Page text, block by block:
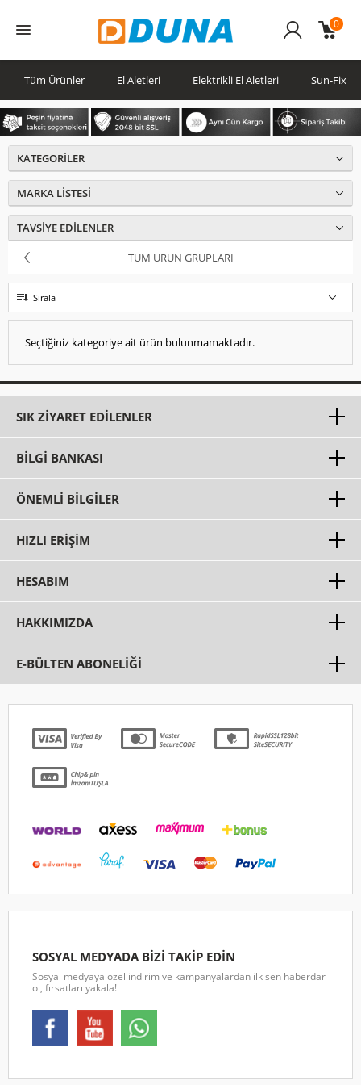
0
Tüm Ürünler El Aletleri Elektrikli El Aletleri Sun-Fix
KATEGORILER
MARKA LISTESI
TAVSIYE EDILENLER
TÜM ÜRÜN GRUPLARI
Sırala
Seçtiğiniz kategoriye ait ürün bulunmamaktadır.
SIK ZIYARET EDILENLER
BILGI BANKASI
ÖNEMLI BILGILER
HIZLI ERIŞIM
HESABIM
HAKKIMIZDA
E-BÜLTEN ABONELİĞİ
SOSYAL MEDYADA BİZİ TAKİP EDİN
Sosyal medyaya özel indirim ve kampanyalardan ilk sen haberdar
ol, fırsatları yakala!